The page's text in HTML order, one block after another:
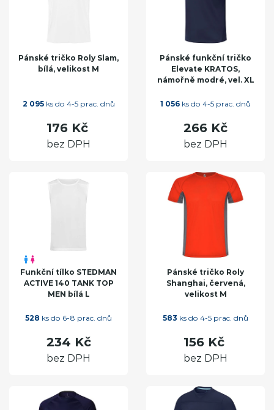
Pánské tričko Roly Slam,
bílá, velikost M
2 095ks do 4-5 prac. dnů
176 Kč
bez DPH
Pánské funkční tričko
Elevate KRATOS,
námořně modré, vel. XL
1 056 ks do 4-5 prac. dnů
266 Kč
bez DPH
Funkční tílko STEDMAN
ACTIVE 140 TANK TOP
MEN bílá L
528 ks do 6-8 prac. dnů
234 Kč
bez DPH
Pánské tričko Roly
Shanghai, červená,
velikost M
583 ks do 4-5 prac. dnů
156 Kč
bez DPH